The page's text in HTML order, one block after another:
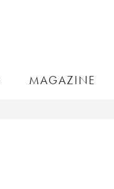
MAGAZINE